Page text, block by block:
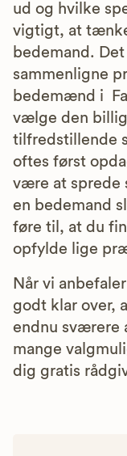
ud og hvilke
vigtigt, at
bedemand.
sammenligne
bedemænd i
vælge den
tilfredstillende
oftes først
være at sprede
en bedemand
føre til, at du
opfylde lige
Når vi
godt klar over,
endnu sværere
mange
dig gratis